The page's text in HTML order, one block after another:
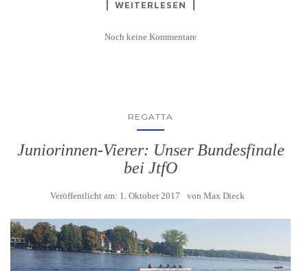
WEITERLESEN
Noch keine Kommentare
REGATTA
Juniorinnen-Vierer: Unser Bundesfinale
bei JtfO
Veröffentlicht am: 1. Oktober 2017 von Max Dieck